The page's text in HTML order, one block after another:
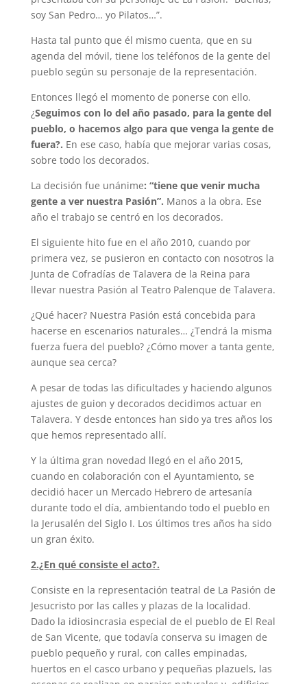
soy San Pedro… yo Pilatos…”.
Hasta tal punto que él mismo cuenta, que en su
agenda del móvil, tiene los teléfonos de la gente del
pueblo según su personaje de la representación.
Entonces llegó el momento de ponerse con ello.
¿Seguimos con lo del año pasado, para la gente del
pueblo, o hacemos algo para que venga la gente de
fuera?. En ese caso, había que mejorar varias cosas,
sobre todo los decorados.
La decisión fue unánime: “tiene que venir mucha
gente a ver nuestra Pasión”. Manos a la obra. Ese
año el trabajo se centró en los decorados.
El siguiente hito fue en el año 2010, cuando por
primera vez, se pusieron en contacto con nosotros la
Junta de Cofradías de Talavera de la Reina para
llevar nuestra Pasión al Teatro Palenque de Talavera.
¿Qué hacer? Nuestra Pasión está concebida para
hacerse en escenarios naturales… ¿Tendrá la misma
fuerza fuera del pueblo? ¿Cómo mover a tanta gente,
aunque sea cerca?
A pesar de todas las dificultades y haciendo algunos
ajustes de guion y decorados decidimos actuar en
Talavera. Y desde entonces han sido ya tres años los
que hemos representado allí.
Y la última gran novedad llegó en el año 2015,
cuando en colaboración con el Ayuntamiento, se
decidió hacer un Mercado Hebrero de artesanía
durante todo el día, ambientando todo el pueblo en
la Jerusalén del Siglo I. Los últimos tres años ha sido
un gran éxito.
2.¿En qué consiste el acto?.
Consiste en la representación teatral de La Pasión de
Jesucristo por las calles y plazas de la localidad.
Dado la idiosincrasia especial de el pueblo de El Real
de San Vicente, que todavía conserva su imagen de
pueblo pequeño y rural, con calles empinadas,
huertos en el casco urbano y pequeñas plazuels, las